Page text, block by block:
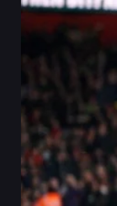
Premier
au leader
Jan 25, 2026
dans News